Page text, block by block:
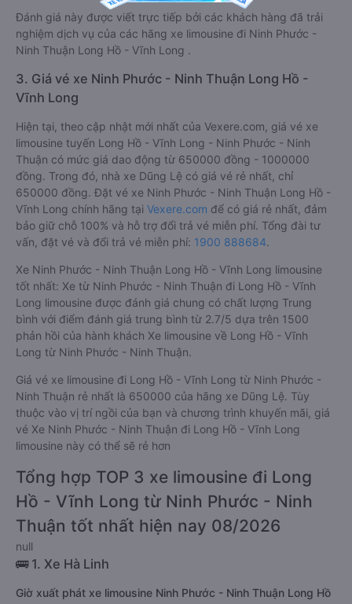
Đánh giá này được viết trực tiếp bởi các khách hàng đã trải
nghiệm dịch vụ của các hãng xe limousine đi Ninh Phước -
Ninh Thuận Long Hồ - Vĩnh Long .
3. Giá vé xe Ninh Phước - Ninh Thuận Long Hồ -
Vĩnh Long
Hiện tại, theo cập nhật mới nhất của Vexere.com, giá vé xe
limousine tuyến Long Hồ - Vĩnh Long - Ninh Phước - Ninh
Thuận có mức giá dao động từ 650000 đồng - 1000000
đồng. Trong đó, nhà xe Dũng Lệ có giá vé rẻ nhất, chỉ
650000 đồng. Đặt vé xe Ninh Phước - Ninh Thuận Long Hồ -
Vĩnh Long chính hãng tại Vexere.com để có giá rẻ nhất, đảm
bảo giữ chỗ 100% và hỗ trợ đổi trả vé miễn phí. Tổng đài tư
vấn, đặt vé và đổi trả vé miễn phí: 1900 888684.
Xe Ninh Phước - Ninh Thuận Long Hồ - Vĩnh Long limousine
tốt nhất: Xe từ Ninh Phước - Ninh Thuận đi Long Hồ - Vĩnh
Long limousine được đánh giá chung có chất lượng Trung
bình với điểm đánh giá trung bình từ 2.7/5 dựa trên 1500
phản hồi của hành khách Xe limousine về Long Hồ - Vĩnh
Long từ Ninh Phước - Ninh Thuận.
Giá vé xe limousine đi Long Hồ - Vĩnh Long từ Ninh Phước -
Ninh Thuận rẻ nhất là 650000 của hãng xe Dũng Lệ. Tùy
thuộc vào vị trí ngồi của bạn và chương trình khuyến mãi, giá
vé Xe Ninh Phước - Ninh Thuận đi Long Hồ - Vĩnh Long
limousine này có thể sẽ rẻ hơn
Tổng hợp TOP 3 xe limousine đi Long
Hồ - Vĩnh Long từ Ninh Phước - Ninh
Thuận tốt nhất hiện nay 08/2026
null
🚌 1. Xe Hà Linh
Giờ xuất phát xe limousine Ninh Phước - Ninh Thuận Long Hồ